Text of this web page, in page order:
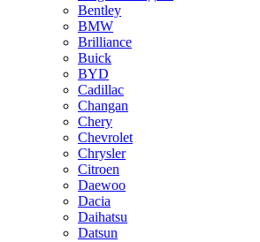
Bentley
BMW
Brilliance
Buick
BYD
Cadillac
Changan
Chery
Chevrolet
Chrysler
Citroen
Daewoo
Dacia
Daihatsu
Datsun